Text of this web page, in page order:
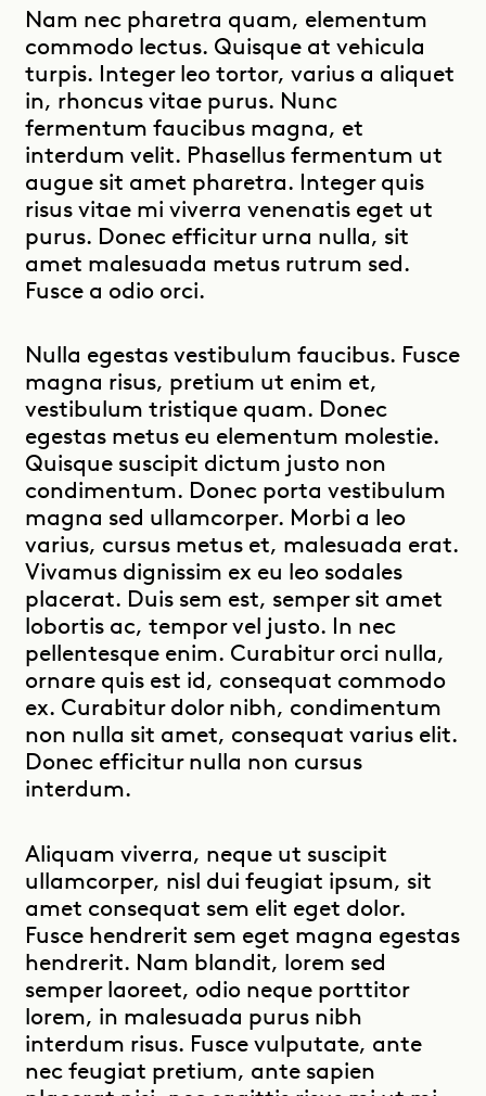
Nam nec pharetra quam, elementum
commodo lectus. Quisque at vehicula
turpis. Integer leo tortor, varius a aliquet
in, rhoncus vitae purus. Nunc
fermentum faucibus magna, et
interdum velit. Phasellus fermentum ut
augue sit amet pharetra. Integer quis
risus vitae mi viverra venenatis eget ut
purus. Donec efficitur urna nulla, sit
amet malesuada metus rutrum sed.
Fusce a odio orci.
Nulla egestas vestibulum faucibus. Fusce
magna risus, pretium ut enim et,
vestibulum tristique quam. Donec
egestas metus eu elementum molestie.
Quisque suscipit dictum justo non
condimentum. Donec porta vestibulum
magna sed ullamcorper. Morbi a leo
varius, cursus metus et, malesuada erat.
Vivamus dignissim ex eu leo sodales
placerat. Duis sem est, semper sit amet
lobortis ac, tempor vel justo. In nec
pellentesque enim. Curabitur orci nulla,
ornare quis est id, consequat commodo
ex. Curabitur dolor nibh, condimentum
non nulla sit amet, consequat varius elit.
Donec efficitur nulla non cursus
interdum.
Aliquam viverra, neque ut suscipit
ullamcorper, nisl dui feugiat ipsum, sit
amet consequat sem elit eget dolor.
Fusce hendrerit sem eget magna egestas
hendrerit. Nam blandit, lorem sed
semper laoreet, odio neque porttitor
lorem, in malesuada purus nibh
interdum risus. Fusce vulputate, ante
nec feugiat pretium, ante sapien